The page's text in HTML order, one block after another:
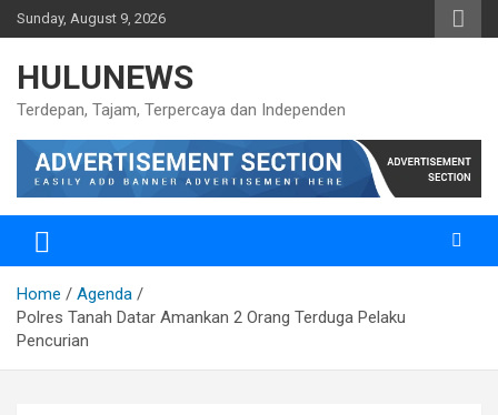
Skip
to
Sunday, August 9, 2026
HULUNEWS
Terdepan, Tajam, Terpercaya dan Independen
Home
Agenda
Polres Tanah Datar Amankan 2 Orang Terduga Pelaku
Pencurian